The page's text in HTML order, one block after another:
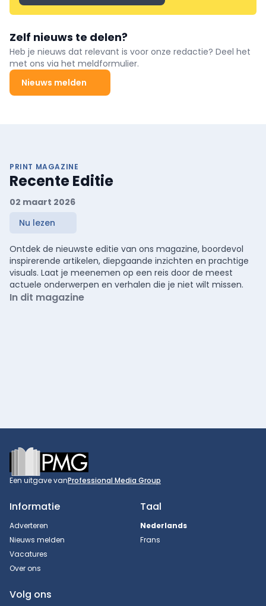
Zelf nieuws te delen?
Heb je nieuws dat relevant is voor onze redactie? Deel het
met ons via het meldformulier.
Nieuws melden
PRINT MAGAZINE
Recente Editie
02 maart 2026
Nu lezen
Ontdek de nieuwste editie van ons magazine, boordevol
inspirerende artikelen, diepgaande inzichten en prachtige
visuals. Laat je meenemen op een reis door de meest
actuele onderwerpen en verhalen die je niet wilt missen.
In dit magazine
Footer
Een uitgave vanProfessional Media Group
Informatie
Adverteren
Nieuws melden
Vacatures
Over ons
Taal
Nederlands
Frans
Volg ons